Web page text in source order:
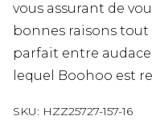
vous assurant de
bonnes raisons
parfait entre
lequel Boohoo est
SKU: HZZ25727-157-16